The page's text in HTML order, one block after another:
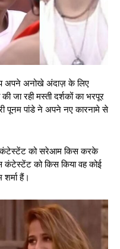
अपने अनोखे अंदाज़ के लिए
जा रही मस्ती दर्शकों का भरपूर
पूनम पांडे ने अपने नए कारनामे से
कंटेस्टेंट को सरेआम किस करके
को किस किया वह कोई
हैं।